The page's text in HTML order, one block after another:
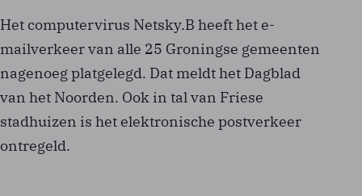
Het computervirus Netsky.B heeft het e-
mailverkeer van alle 25 Groningse gemeenten
nagenoeg platgelegd. Dat meldt het Dagblad
van het Noorden. Ook in tal van Friese
stadhuizen is het elektronische postverkeer
ontregeld.